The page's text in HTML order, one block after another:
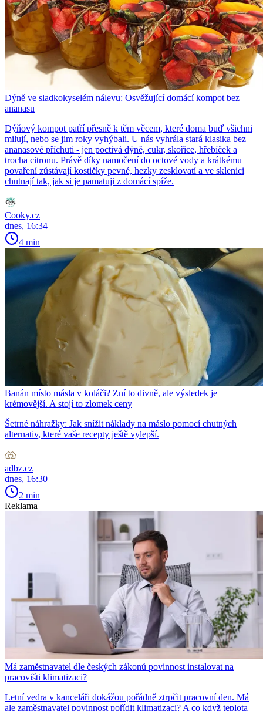
Dýně ve sladkokyselém nálevu: Osvěžující domácí kompot bez
ananasu
Dýňový kompot patří přesně k těm věcem, které doma buď všichni
milují, nebo se jim roky vyhýbali. U nás vyhrála stará klasika bez
ananasové příchuti - jen poctivá dýně, cukr, skořice, hřebíček a
trocha citronu. Právě díky namočení do octové vody a krátkému
povaření zůstávají kostičky pevné, hezky zesklovatí a ve sklenici
chutnají tak, jak si je pamatuji z domácí spíže.
Cooky.cz
dnes, 16:34
4 min
Banán místo másla v koláči? Zní to divně, ale výsledek je
krémovější. A stojí to zlomek ceny
Šetrné náhražky: Jak snížit náklady na máslo pomocí chutných
alternativ, které vaše recepty ještě vylepší.
adbz.cz
dnes, 16:30
2 min
Reklama
Má zaměstnavatel dle českých zákonů povinnost instalovat na
pracovišti klimatizaci?
Letní vedra v kanceláři dokážou pořádně ztrpčit pracovní den. Má
ale zaměstnavatel povinnost pořídit klimatizaci? A co když teplota